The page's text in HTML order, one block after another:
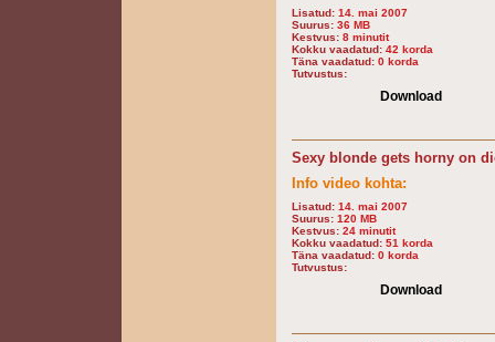
Lisatud: 14. mai 2007
Suurus: 36 MB
Kestvus: 8 minutit
Kokku vaadatud: 42 korda
Täna vaadatud: 0 korda
Tutvustus:
Download
Sexy blonde gets horny on
Info video kohta:
Lisatud: 14. mai 2007
Suurus: 120 MB
Kestvus: 24 minutit
Kokku vaadatud: 51 korda
Täna vaadatud: 0 korda
Tutvustus:
Download